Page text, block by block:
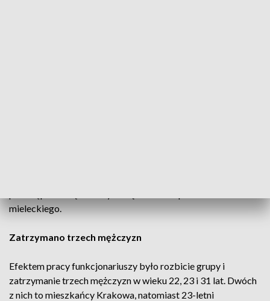
mieleckiego.
Zatrzymano trzech mężczyzn
Efektem pracy funkcjonariuszy było rozbicie grupy i
zatrzymanie trzech mężczyzn w wieku 22, 23 i 31 lat. Dwóch
z nich to mieszkańcy Krakowa, natomiast 23-letni